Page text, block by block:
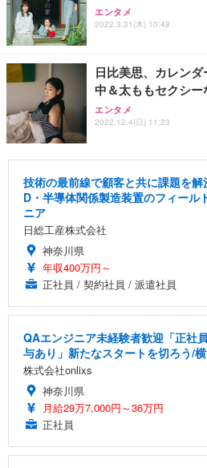
エンタメ
2022.3.31(木) 10:48
日比美思、カレン
中＆太ももセクシー
エンタメ
2022.12.4(日) 11:23
技術の最前線で顧客と共に課題を
D・半導体関係製造装置のフィール
ニア
日総工産株式会社
神奈川県
年収400万円～
正社員 / 契約社員 / 派遣社員
QAエンジニア未経験者歓迎「正社
与あり」新たなスタートを切ろう/
株式会社onlixs
神奈川県
月給29万7,000円～36万円
正社員